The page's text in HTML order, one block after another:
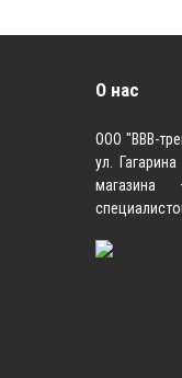
О нас
ООО "ВВВ-
ул.
магазина